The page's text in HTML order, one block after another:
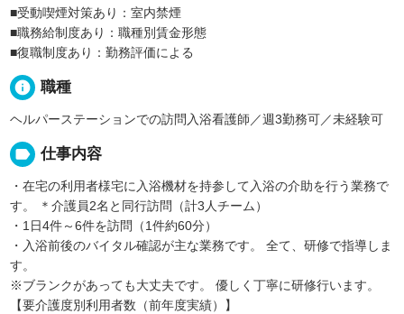
■受動喫煙対策あり：室内禁煙
■職務給制度あり：職種別賃金形態
■復職制度あり：勤務評価による
info 職種
ヘルパーステーションでの訪問入浴看護師／週3勤務可／未経験可
label 仕事内容
・在宅の利用者様宅に入浴機材を持参して入浴の介助を行う業務で
す。 ＊介護員2名と同行訪問（計3人チーム）
・1日4件～6件を訪問（1件約60分）
・入浴前後のバイタル確認が主な業務です。 全て、研修で指導しま
す。
※ブランクがあっても大丈夫です。 優しく丁寧に研修行います。
【要介護度別利用者数（前年度実績）】